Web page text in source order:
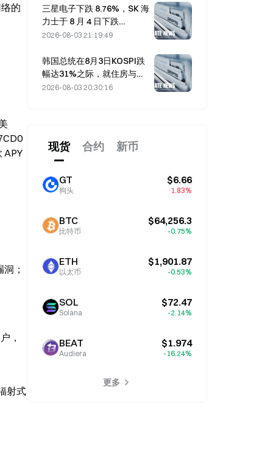
的
APY
；
，
射式
三星电子下跌 8.76%，SK 海
力士于 8 月 4 日下跌
8.79%，此前 7 月涨势强劲
2026-08-03 21:19:49
韩国总统在8月3日KOSPI跌
幅达31%之际，就住房与股
市召开为期7.5小时的紧急会
2026-08-03 20:30:16
现货 合约 新币
GT
狗头
$6.66
1.83%
BTC
比特币
$64,256.3
-0.75%
ETH
以太币
$1,901.87
-0.53%
SOL
Solana
$72.47
-2.14%
BEAT
Audiera
$1.974
-16.24%
更多